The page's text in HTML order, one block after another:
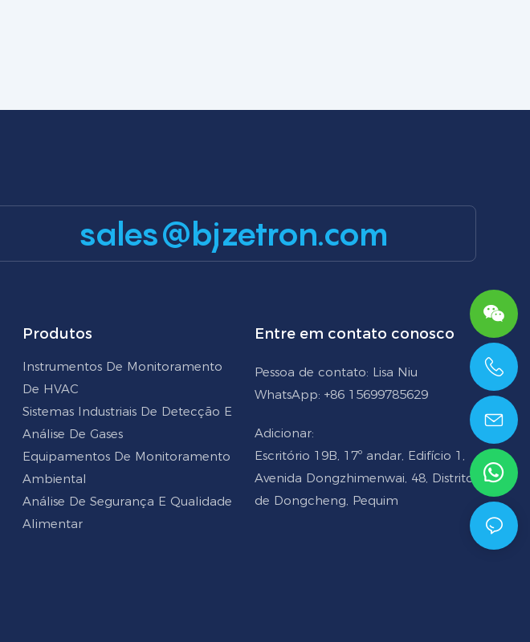
sales@bjzetron.com
Produtos
Instrumentos De Monitoramento
De HVAC
Sistemas Industriais De Detecção E
Análise De Gases
Equipamentos De Monitoramento
Ambiental
Análise De Segurança E Qualidade
Alimentar
Entre em contato conosco
Pessoa de contato: Lisa Niu
WhatsApp: +86 15699785629
Adicionar:
Escritório 19B, 17º andar, Edifício 1,
Avenida Dongzhimenwai, 48, Distrito
de Dongcheng, Pequim